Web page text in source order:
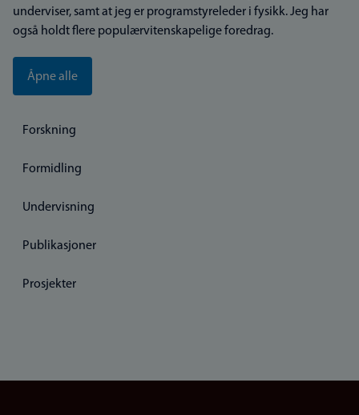
underviser, samt at jeg er programstyreleder i fysikk. Jeg har
også holdt flere populærvitenskapelige foredrag.
Åpne alle
Forskning
Formidling
Undervisning
Publikasjoner
Prosjekter